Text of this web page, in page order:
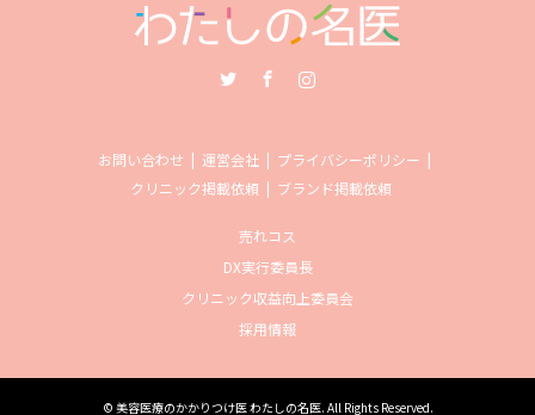
お問い合わせ 運営会社
プライバシーポリシー
クリニック掲載依頼
ブランド掲載依頼
売れコス
DX実行委員長
クリニック収益向上委員会
採用情報
© 美容医療のかかりつけ医 わたしの名医. All Rights Reserved.